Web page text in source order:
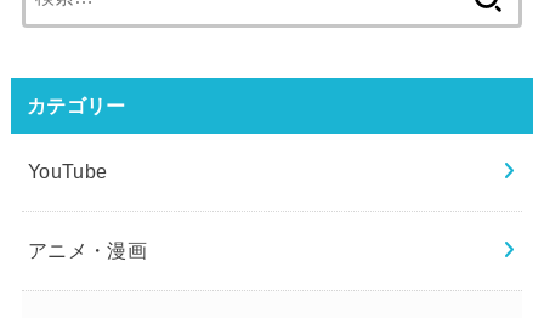
索:
カテゴリー
YouTube
アニメ・漫画